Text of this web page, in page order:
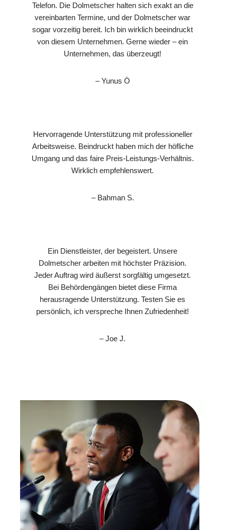
Telefon. Die Dolmetscher halten sich exakt an die
vereinbarten Termine, und der Dolmetscher war
sogar vorzeitig bereit. Ich bin wirklich beeindruckt
von diesem Unternehmen. Gerne wieder – ein
Unternehmen, das überzeugt!
– Yunus Ö
Hervorragende Unterstützung mit professioneller
Arbeitsweise. Beindruckt haben mich der höfliche
Umgang und das faire Preis-Leistungs-Verhältnis.
Wirklich empfehlenswert.
– Bahman S.
Ein Dienstleister, der begeistert. Unsere
Dolmetscher arbeiten mit höchster Präzision.
Jeder Auftrag wird äußerst sorgfältig umgesetzt.
Bei Behördengängen bietet diese Firma
herausragende Unterstützung. Testen Sie es
persönlich, ich verspreche Ihnen Zufriedenheit!
– Joe J.